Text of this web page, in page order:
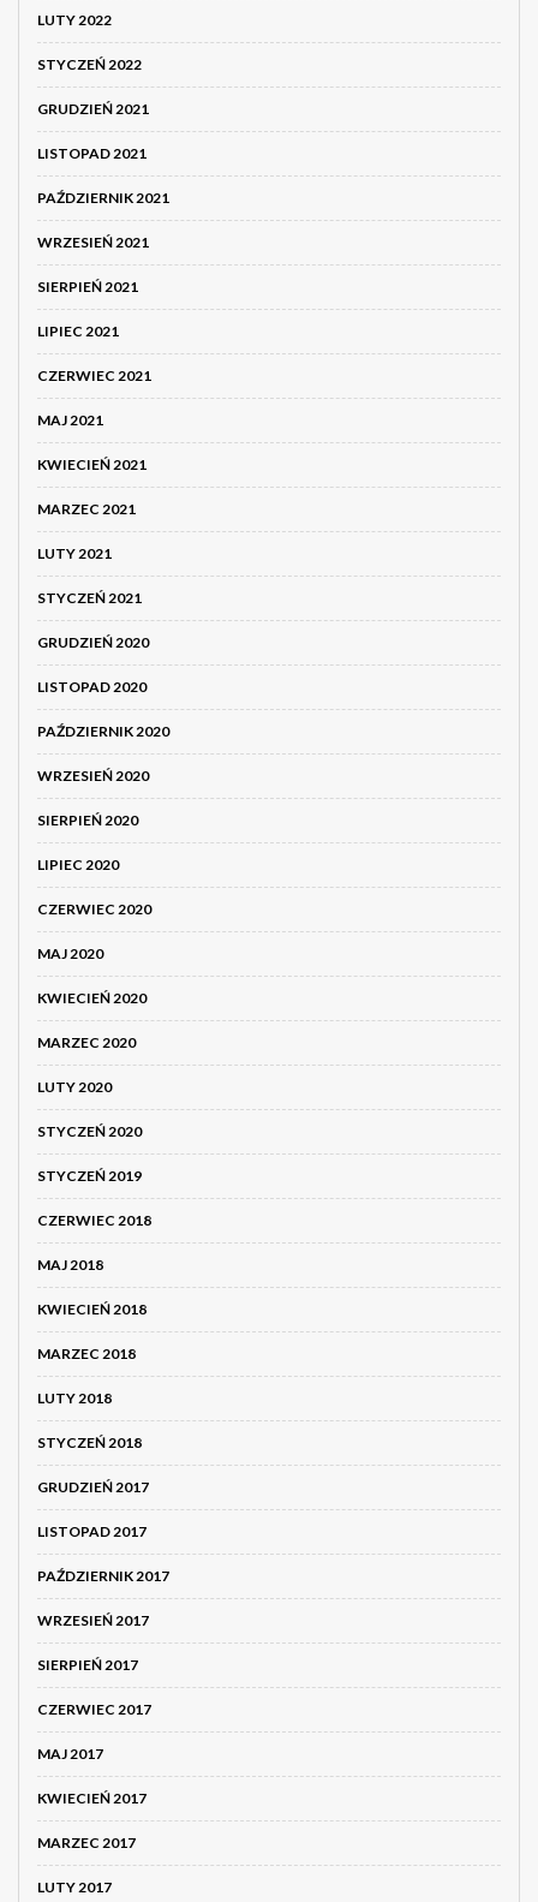
LUTY 2022
STYCZEŃ 2022
GRUDZIEŃ 2021
LISTOPAD 2021
PAŹDZIERNIK 2021
WRZESIEŃ 2021
SIERPIEŃ 2021
LIPIEC 2021
CZERWIEC 2021
MAJ 2021
KWIECIEŃ 2021
MARZEC 2021
LUTY 2021
STYCZEŃ 2021
GRUDZIEŃ 2020
LISTOPAD 2020
PAŹDZIERNIK 2020
WRZESIEŃ 2020
SIERPIEŃ 2020
LIPIEC 2020
CZERWIEC 2020
MAJ 2020
KWIECIEŃ 2020
MARZEC 2020
LUTY 2020
STYCZEŃ 2020
STYCZEŃ 2019
CZERWIEC 2018
MAJ 2018
KWIECIEŃ 2018
MARZEC 2018
LUTY 2018
STYCZEŃ 2018
GRUDZIEŃ 2017
LISTOPAD 2017
PAŹDZIERNIK 2017
WRZESIEŃ 2017
SIERPIEŃ 2017
CZERWIEC 2017
MAJ 2017
KWIECIEŃ 2017
MARZEC 2017
LUTY 2017